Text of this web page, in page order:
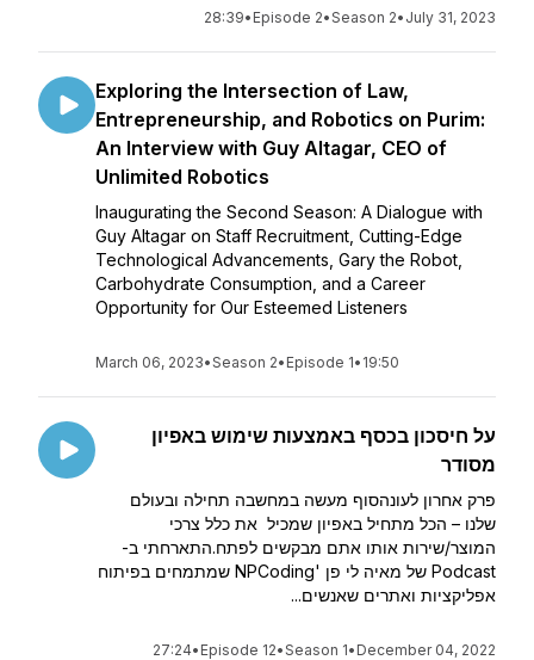
July 31, 2023
•
Season 2
•
Episode 2
•
28:39
Exploring the Intersection of Law,
Entrepreneurship, and Robotics on Purim:
An Interview with Guy Altagar, CEO of
Unlimited Robotics
Inaugurating the Second Season: A Dialogue with
Guy Altagar on Staff Recruitment, Cutting-Edge
Technological Advancements, Gary the Robot,
Carbohydrate Consumption, and a Career
Opportunity for Our Esteemed Listeners
March 06, 2023•Season 2• Episode 1• 19:50
על חיסכון בכסף באמצעות שימוש באפיון
מסודר
פרק אחרון לעונהסוף מעשה במחשבה תחילה ובעולם
שלנו – הכל מתחיל באפיון שמכיל את כלל צרכי
המוצר/שירות אותו אתם מבקשים לפתח.התארחתי ב-
Podcast של מאיה לי פן 'NPCoding שמתמחים בפיתוח
אפליקציות ואתרים שאנשים...
December 04, 2022
•
Season 1
•
Episode 12
•
27:24